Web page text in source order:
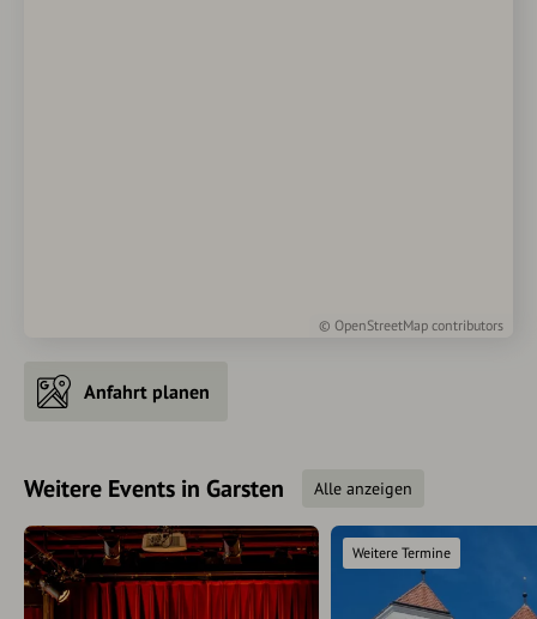
© OpenStreetMap contributors
Anfahrt planen
Weitere Events in Garsten Alle anzeigen
Weitere Termine